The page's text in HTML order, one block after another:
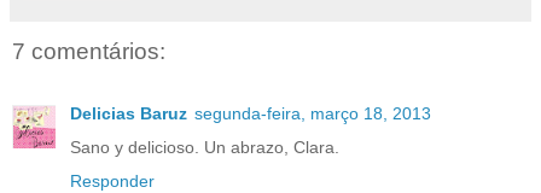
7 comentários:
Delicias Baruz segunda-feira, março 18, 2013
Sano y delicioso. Un abrazo, Clara.
Responder